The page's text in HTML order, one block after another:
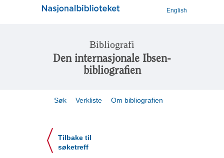
English
Bibliografi
Den internasjonale Ibsen-
bibliografien
Søk Verkliste Om bibliografien
Tilbake til
søketreff